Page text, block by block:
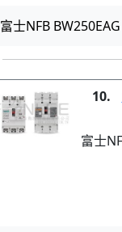
富士NFB
10.
富士